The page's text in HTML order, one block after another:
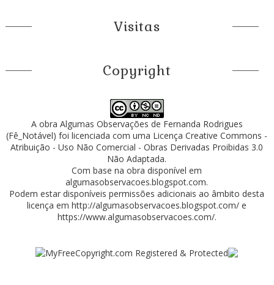
Visitas
Copyright
A obra Algumas Observações de Fernanda Rodrigues
(Fê_Notável) foi licenciada com uma LicençaCreative Commons -
Atribuição - Uso Não Comercial - Obras Derivadas Proibidas 3.0
Não Adaptada.
Com base na obra disponível em
algumasobservacoes.blogspot.com.
Podem estar disponíveis permissões adicionais ao âmbito desta
licença emhttp://algumasobservacoes.blogspot.com/ e
https://www.algumasobservacoes.com/.